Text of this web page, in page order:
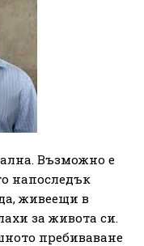
Възможно е
напоследък
живеещи в
за живота си.
пребиваване